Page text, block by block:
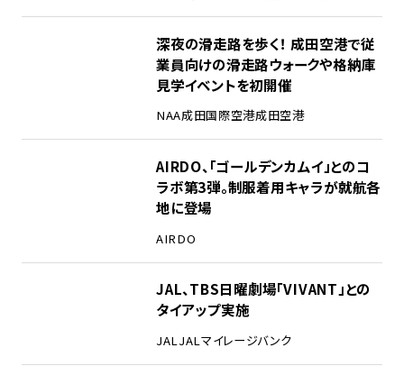
深夜の滑走路を歩く！ 成田空港で従
業員向けの滑走路ウォークや格納庫
見学イベントを初開催
NAA成田国際空港成田空港
AIRDO、「ゴールデンカムイ」とのコ
ラボ第3弾。制服着用キャラが就航各
地に登場
AIRDO
JAL、TBS日曜劇場「VIVANT」との
タイアップ実施
JALJALマイレージバンク